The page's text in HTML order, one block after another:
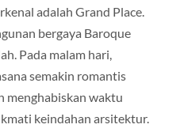
adalah Grand Place.
bergaya Baroque
Pada malam hari,
semakin romantis
menghabiskan waktu
keindahan arsitektur.